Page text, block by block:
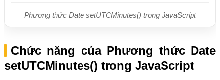
Phương thức Date setUTCMinutes() trong JavaScript
Chức năng của Phương thức Date
setUTCMinutes() trong JavaScript